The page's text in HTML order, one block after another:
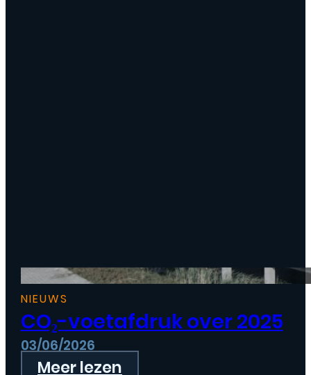
NIEUWS
CO₂-voetafdruk over 2025
03/06/2026
Meer lezen